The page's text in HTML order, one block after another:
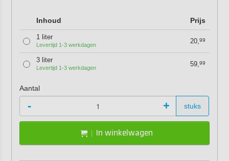
Inhoud Prijs
1 liter
Levertijd 1-3 werkdagen 20,99
3 liter
Levertijd 1-3 werkdagen 59,99
Aantal
- + stuks
In winkelwagen